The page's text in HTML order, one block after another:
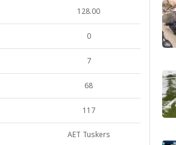
128.00
0
7
68
117
AET Tuskers